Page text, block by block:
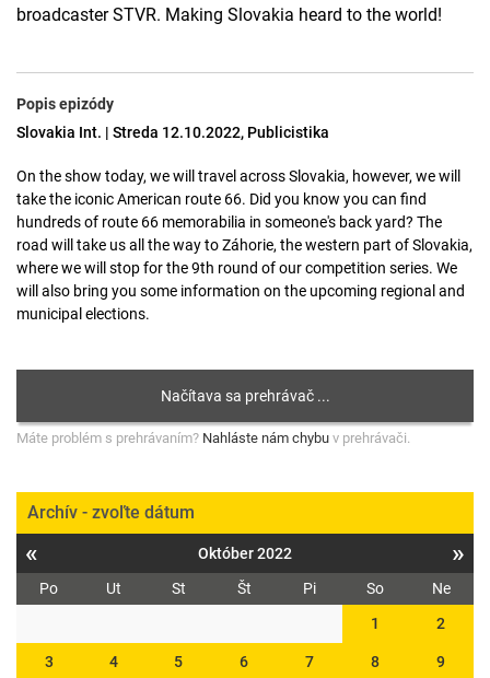
broadcaster STVR. Making Slovakia heard to the world!
Popis epizódy
Slovakia Int. | Streda 12.10.2022, Publicistika
On the show today, we will travel across Slovakia, however, we will
take the iconic American route 66. Did you know you can find
hundreds of route 66 memorabilia in someone's back yard? The
road will take us all the way to Záhorie, the western part of Slovakia,
where we will stop for the 9th round of our competition series. We
will also bring you some information on the upcoming regional and
municipal elections.
Máte problém s prehrávaním? Nahláste nám chybu v prehrávači.
Archív - zvoľte dátum
« Október 2022 »
Po Ut St Št Pi So
Ne
1
2
3 4 5 6 7 8 9